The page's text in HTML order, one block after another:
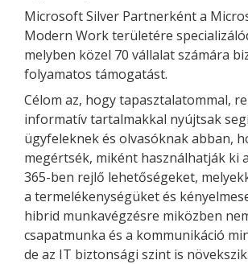
Microsoft Silver Partnerként a
Modern Work területére
melyben közel 70 vállalat számára
folyamatos támogatást.
Célom az, hogy tapasztalatommal,
informatív tartalmakkal nyújtsak
ügyfeleknek és olvasóknak abban,
megértsék, miként használhatják ki
365-ben rejlő lehetőségeket,
a termelékenységüket és
hibrid munkavégzésre miközben
csapatmunka és a kommunikáció
de az IT biztonsági szint is növekszik.